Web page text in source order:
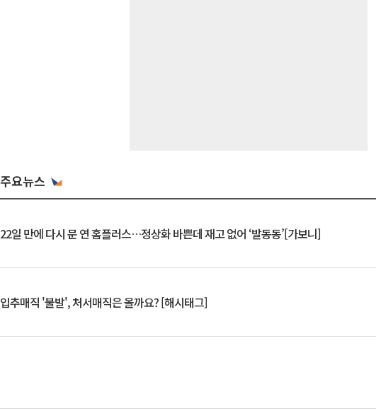
주요뉴스
22일 만에 다시 문 연 홈플러스…정상화 바쁜데 재고 없어 ‘발동동’[가보니]
입추매직 '불발', 처서매직은 올까요? [해시태그]